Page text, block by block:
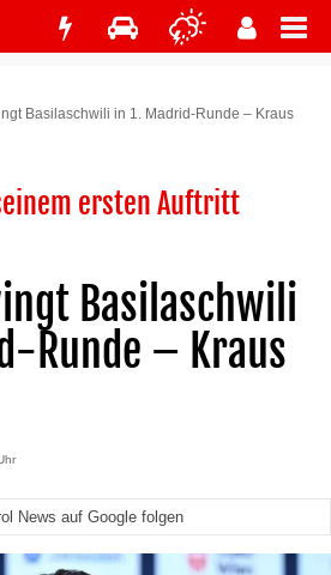
Basilaschwili in 1. Madrid-Runde – Kraus
ersten Auftritt
Basilaschwili
Runde – Kraus
News auf Google folgen